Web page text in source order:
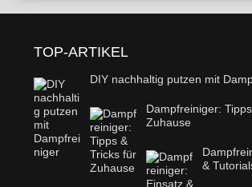
TOP-ARTIKEL
DIY nachhaltig putzen mit
Dampfreiniger:
Zuhause
&